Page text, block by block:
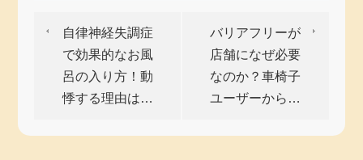
自律神経失調症
で効果的なお風
呂の入り方！動
悸する理由は…
バリアフリーが
店舗になぜ必要
なのか？車椅子
ユーザーから…